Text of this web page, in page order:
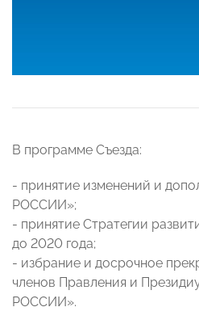
В программе Съезда:
- принятие изменений и
РОССИИ»;
- принятие Стратегии
до 2020 года;
- избрание и досрочное
членов Правления и
РОССИИ».